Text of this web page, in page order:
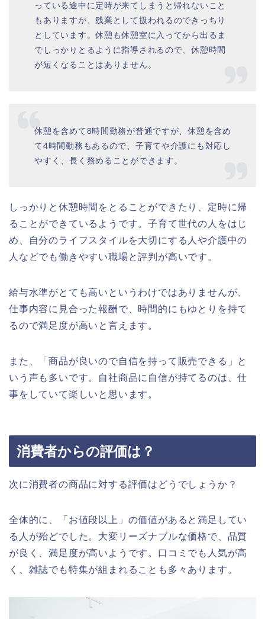
っている途中に定時が来てしまうと帰れないこと
もありますが、残業として扱われるのできっちり
としています。休憩も休憩室に入ってから出るま
でしっかりとるように指導されるので、休憩時間
が短くなることはありません。
休憩を含めて8時間勤務が普通ですが、休憩を含め
て4時間勤務もあるので、子育てや介護にも対応し
やすく、長く務めることができます。
しっかりと休憩時間をとることができたり、定時に帰
ることができているようです。子育て世代の人をはじ
め、自分のライフスタイルを大切にする人や介護中の
人などでも働きやすい職場と評判が高いです。
給与水準がとても高いというわけではありませんが、
仕事内容に見合った報酬で、時間的にもゆとりを持て
るので満足度が高いと言えます。
また、「商品が良いので自信を持って販売できる」と
いう声も多いです。自社商品に自信が持てるのは、仕
事をしていて楽しいと思います。
消費者からの評価は？
次に消費者の商品に対する評価はどうでしょうか？
全体的に、「お値段以上」の価値があると満足してい
る人が殆どでした。大変リーズナブルな価格で、品質
が良く、満足度が高いようです。口コミでも人気が高
く、雑誌でも特集が組まれることも多々あります。